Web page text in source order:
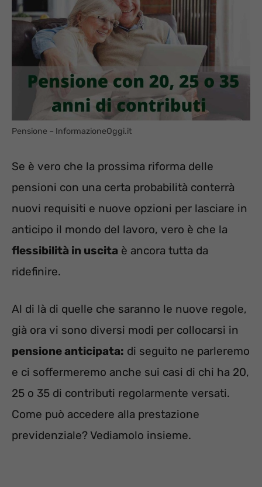
Pensione – InformazioneOggi.it
Se è vero che la prossima riforma delle
pensioni con una certa probabilità conterrà
nuovi requisiti e nuove opzioni per lasciare in
anticipo il mondo del lavoro, vero è che la
flessibilità in uscita è ancora tutta da
ridefinire.
Al di là di quelle che saranno le nuove regole,
già ora vi sono diversi modi per collocarsi in
pensione anticipata: di seguito ne parleremo
e ci soffermeremo anche sui casi di chi ha 20,
25 o 35 di contributi regolarmente versati.
Come può accedere alla prestazione
previdenziale? Vediamolo insieme.